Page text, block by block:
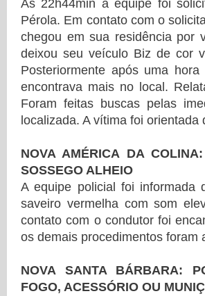
Às 22h44min a equipe foi
Pérola. Em contato com o
chegou em sua residência por
deixou seu veículo Biz de cor
Posteriormente após uma
encontrava mais no local.
Foram feitas buscas pelas
localizada. A vítima foi
NOVA AMÉRICA DA
SOSSEGO ALHEIO
A equipe policial foi informada
saveiro vermelha com som
contato com o condutor foi
os demais procedimentos foram
NOVA SANTA BÁRBARA:
FOGO, ACESSÓRIO OU